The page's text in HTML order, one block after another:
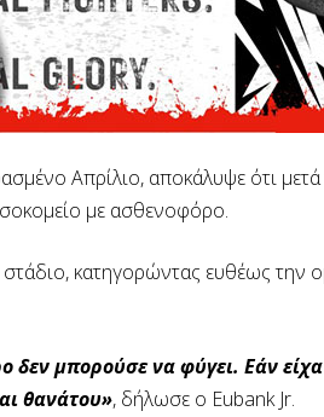
Απρίλιο, αποκάλυψε ότι
με ασθενοφόρο.
κατηγορώντας ευθέως την
δεν μπορούσε να φύγει. Εάν
θανάτου», δήλωσε ο Eubank Jr.